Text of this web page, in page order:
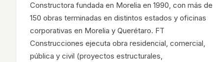
Constructora fundada en Morelia en 1990, con más de
150 obras terminadas en distintos estados y oficinas
corporativas en Morelia y Querétaro. FT
Construcciones ejecuta obra residencial, comercial,
pública y civil (proyectos estructurales,